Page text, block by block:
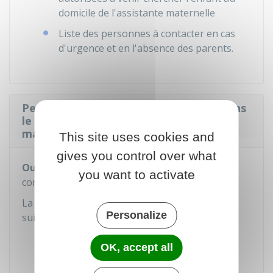
domicile de l'assistante maternelle
Liste des personnes à contacter en cas
d'urgence et en l'absence des parents.
Peut-on prévoir une période d'essai dans
le contrat de travail d'une assistante
maternelle ?
Oui
être prévue au
contrat. Elle n'est pas renouvelable.
La
durée maximalede la période d'essai est la
suivante :
3 mois si l'accueil de l'enfant s'effectue
sur 1, 2 ou 3jours calendaires
semaine
This site uses cookies and
gives you control over what
you want to activate
Personalize
OK, accept all